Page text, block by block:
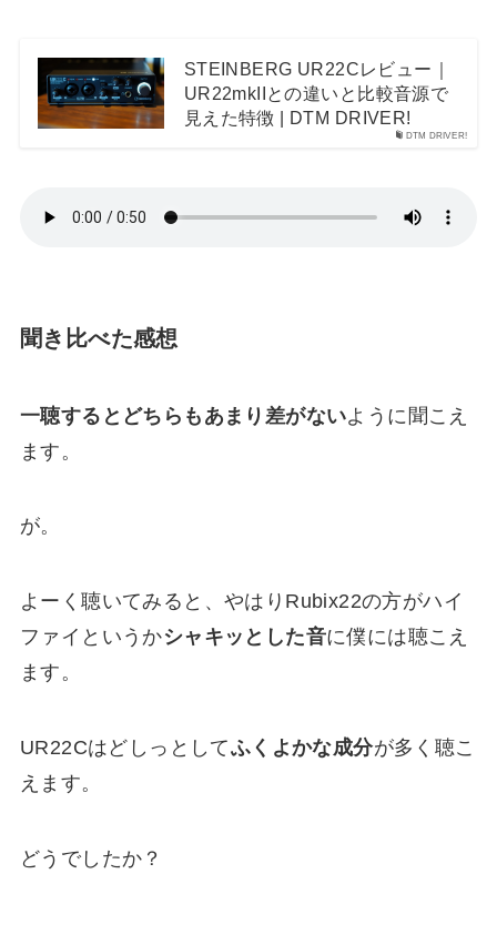
DTM DRIVER!
STEINBERG UR22Cレビュー｜
UR22mkIIとの違いと比較音源で
見えた特徴 | DTM DRIVER!
聞き比べた感想
一聴するとどちらもあまり差がないように聞こえ
ます。
が。
よーく聴いてみると、やはりRubix22の方がハイ
ファイというかシャキッとした音に僕には聴こえ
ます。
UR22Cはどしっとしてふくよかな成分が多く聴こ
えます。
どうでしたか？